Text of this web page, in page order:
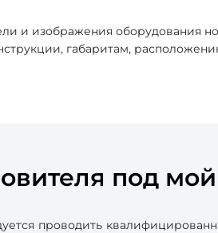
и изображения оборудования
габаритам,
под
проводить